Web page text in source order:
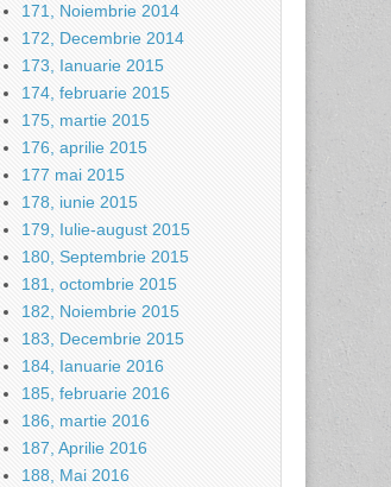
171, Noiembrie 2014
172, Decembrie 2014
173, Ianuarie 2015
174, februarie 2015
175, martie 2015
176, aprilie 2015
177 mai 2015
178, iunie 2015
179, Iulie-august 2015
180, Septembrie 2015
181, octombrie 2015
182, Noiembrie 2015
183, Decembrie 2015
184, Ianuarie 2016
185, februarie 2016
186, martie 2016
187, Aprilie 2016
188, Mai 2016